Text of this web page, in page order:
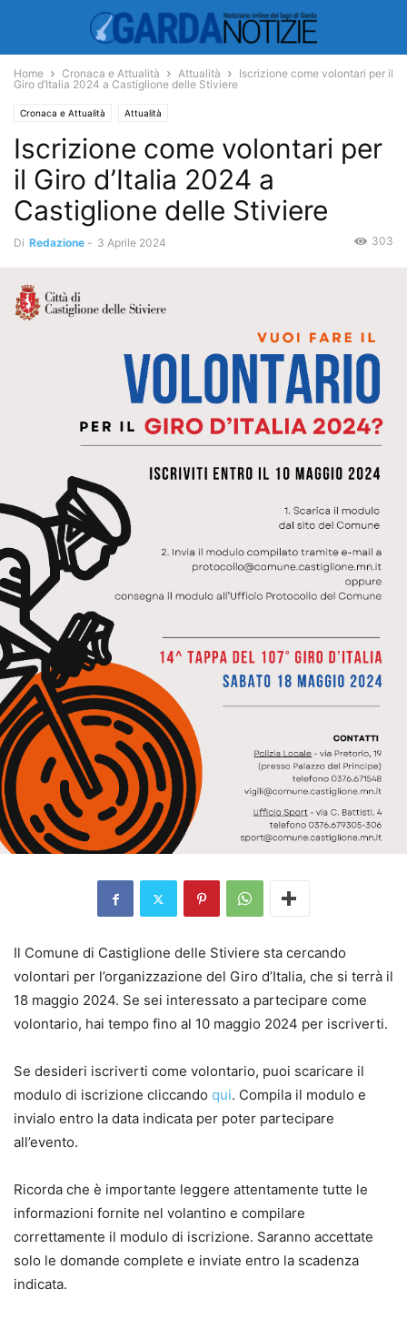
Home Cronaca e Attualità Attualità
Iscrizione come volontari per il
Giro d’Italia 2024 a Castiglione delle Stiviere
Cronaca e Attualità Attualità
Iscrizione come volontari per
il Giro d’Italia 2024 a
Castiglione delle Stiviere
Di Redazione - 3 Aprile 2024 303
Il Comune di Castiglione delle Stiviere sta cercando
volontari per l’organizzazione del Giro d’Italia, che si terrà il
18 maggio 2024. Se sei interessato a partecipare come
volontario, hai tempo fino al 10 maggio 2024 per iscriverti.
Se desideri iscriverti come volontario, puoi scaricare il
modulo di iscrizione cliccando qui. Compila il modulo e
invialo entro la data indicata per poter partecipare
all’evento.
Ricorda che è importante leggere attentamente tutte le
informazioni fornite nel volantino e compilare
correttamente il modulo di iscrizione. Saranno accettate
solo le domande complete e inviate entro la scadenza
indicata.